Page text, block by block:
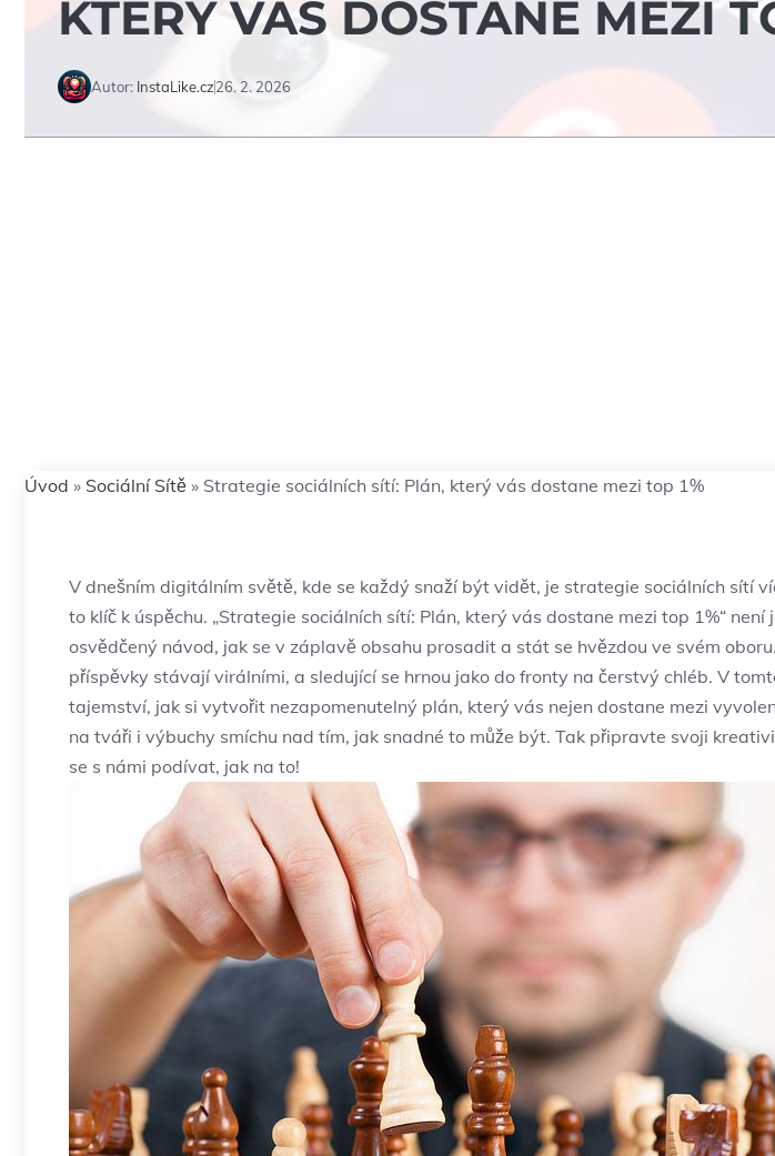
KTERÝ VÁS DOSTANE MEZI
Autor: InstaLike.cz26. 2. 2026
Úvod » Sociální Sítě » Strategie sociálních sítí: Plán, který vás dostane mezi top 1%
V dnešním digitálním světě, kde se ⁤každý⁣ snaží být ⁤vidět, je strategie ⁤sociálních‌ sítí
to klíč k úspěchu. „Strategie sociálních ⁤sítí: Plán, který vás dostane mezi top 1%“
osvědčený návod, jak se v záplavě obsahu prosadit a stát se‍ hvězdou ⁤ve svém
příspěvky ‌stávají virálními, a sledující se hrnou jako do fronty na čerstvý chléb. V
tajemství, jak ⁤si vytvořit ​nezapomenutelný plán, který vás nejen ‌dostane mezi
na ​tváři i výbuchy smíchu nad tím, jak snadné‌ to‌ může ⁣být. Tak připravte svoji
se s ​námi podívat,⁢ jak na to!